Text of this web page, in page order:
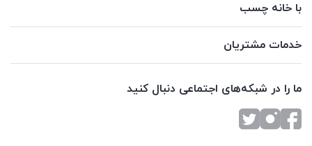
با خانه چسب
خدمات مشتریان
ما را در شبکه‌های اجتماعی دنبال کنید